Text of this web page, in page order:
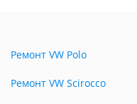
Ремонт VW Polo
Ремонт VW Scirocco